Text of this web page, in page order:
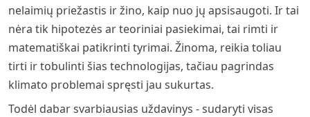
nelaimių priežastis ir žino, kaip nuo jų apsisaugoti. Ir tai
nėra tik hipotezės ar teoriniai pasiekimai, tai rimti ir
matematiškai patikrinti tyrimai. Žinoma, reikia toliau
tirti ir tobulinti šias technologijas, tačiau pagrindas
klimato problemai spręsti jau sukurtas.
Todėl dabar svarbiausias uždavinys - sudaryti visas